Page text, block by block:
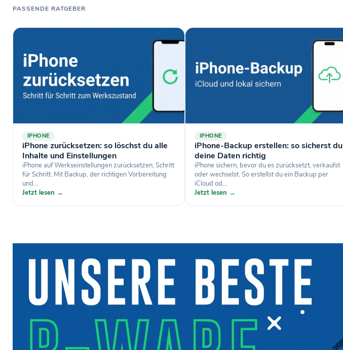
PASSENDE RATGEBER
IPHONE
iPhone zurücksetzen: so löschst du alle
Inhalte und Einstellungen
iPhone auf Werkseinstellungen zurücksetzen, Schritt
für Schritt. Mit Backup, der richtigen Vorbereitung
und...
Jetzt lesen →
IPHONE
iPhone-Backup erstellen: so sicherst du
deine Daten richtig
iPhone sichern, bevor du es zurücksetzt, verkaufst
oder wechselst. So erstellst du ein Backup per
iCloud od...
Jetzt lesen →